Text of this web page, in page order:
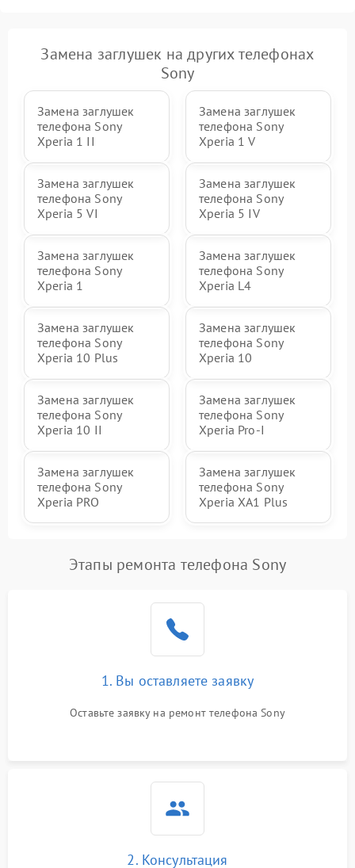
Замена заглушек на других телефонах
Sony
Замена заглушек
телефона Sony
Xperia 1 II
Замена заглушек
телефона Sony
Xperia 1 V
Замена заглушек
телефона Sony
Xperia 5 VI
Замена заглушек
телефона Sony
Xperia 5 IV
Замена заглушек
телефона Sony
Xperia 1
Замена заглушек
телефона Sony
Xperia L4
Замена заглушек
телефона Sony
Xperia 10 Plus
Замена заглушек
телефона Sony
Xperia 10
Замена заглушек
телефона Sony
Xperia 10 II
Замена заглушек
телефона Sony
Xperia Pro‑I
Замена заглушек
телефона Sony
Xperia PRO
Замена заглушек
телефона Sony
Xperia XA1 Plus
Этапы ремонта телефона Sony
1. Вы оставляете заявку
Оставьте заявку на ремонт телефона Sony
2. Консультация